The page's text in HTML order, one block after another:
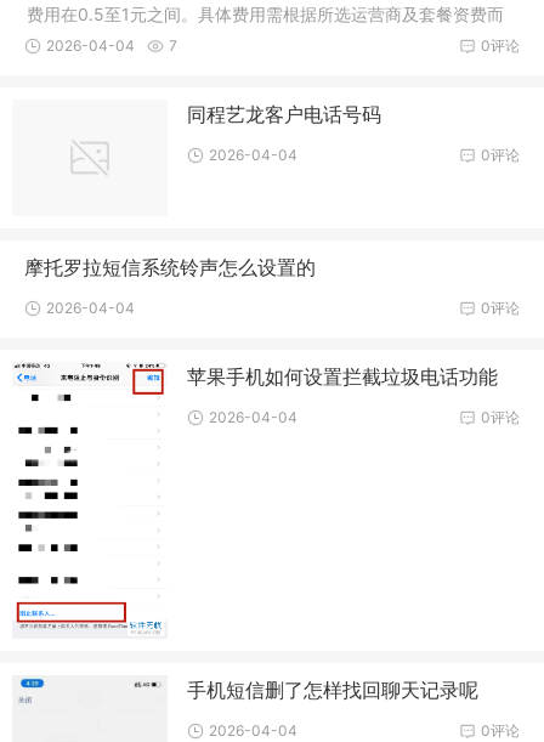
费用在0.5至1元之间。具体费用需根据所选运营商及套餐资费而
定。建议查询各运营商官方网站或咨询客服获取准确信息。
0评论
2026-04-04 7
同程艺龙客户电话号码
0评论
2026-04-04
摩托罗拉短信系统铃声怎么设置的
0评论
2026-04-04
苹果手机如何设置拦截垃圾电话功能
0评论
2026-04-04
手机短信删了怎样找回聊天记录呢
0评论
2026-04-04